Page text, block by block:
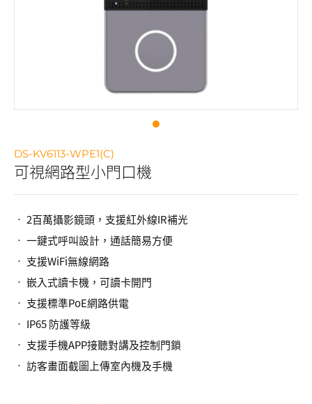
DS-KV6113-WPE1(C)
可視網路型小門口機
• 2百萬攝影鏡頭，支援紅外線IR補光
• 一鍵式呼叫設計，通話簡易方便
• 支援WiFi無線網路
• 嵌入式讀卡機，可讀卡開門
• 支援標準PoE網路供電
• IP65 防護等級
• 支援手機APP接聽對講及控制門鎖
• 訪客畫面截圖上傳室內機及手機